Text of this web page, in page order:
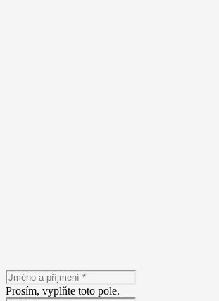
Prosím, vyplňte toto pole.